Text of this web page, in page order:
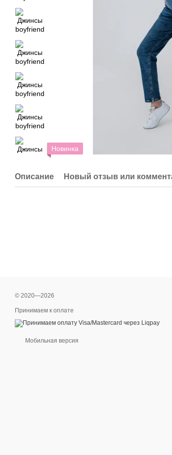
Новинка
Описание Новый отзыв или
© 2020—2026
Принимаем к оплате
Мобильная версия